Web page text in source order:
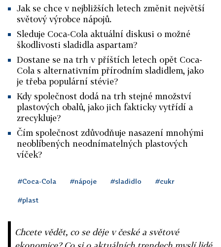
Jak se chce v nejbližších letech změnit největší
světový výrobce nápojů.
Sleduje Coca-Cola aktuální diskusi o možné
škodlivosti sladidla aspartam?
Dostane se na trh v příštích letech opět Coca-
Cola s alternativním přírodním sladidlem, jako
je třeba populární stévie?
Kdy společnost dodá na trh stejné množství
plastových obalů, jako jich fakticky vytřídí a
zrecykluje?
Čím společnost zdůvodňuje nasazení mnohými
neoblíbených neodnímatelných plastových
víček?
#Coca-Cola #nápoje #sladidlo #cukr
#plast
Chcete vědět, co se děje v české a světové